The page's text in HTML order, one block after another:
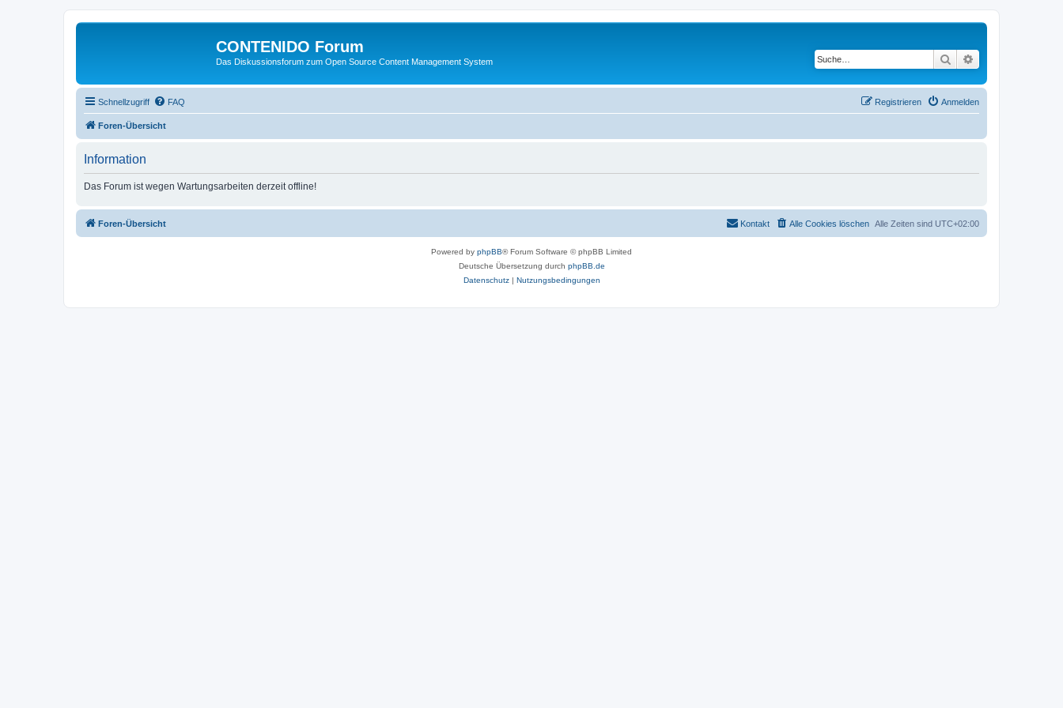
CONTENIDO Forum
Das Diskussionsforum zum Open Source Content Management System Suche
Schnellzugriff FAQ Anmelden
Registrieren
Foren-Übersicht
Information
Das Forum ist wegen Wartungsarbeiten derzeit offline!
Foren-Übersicht Alle Zeiten sind UTC+02:00
Alle Cookies löschen
Kontakt
Powered by phpBB® Forum Software © phpBB Limited
Deutsche Übersetzung durch phpBB.de
Datenschutz| Nutzungsbedingungen